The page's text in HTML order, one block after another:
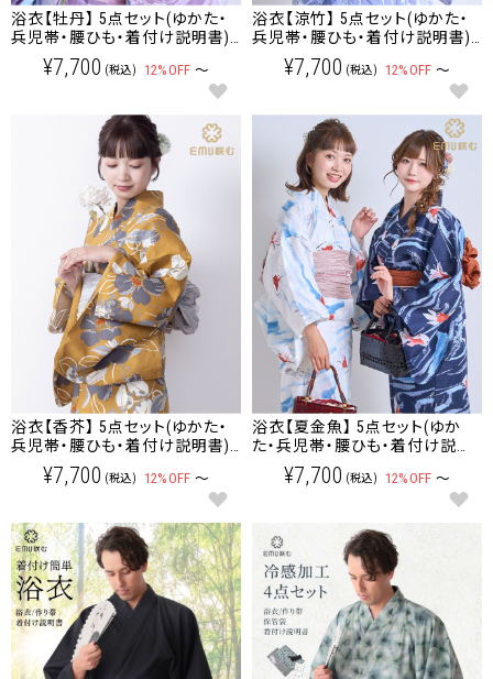
浴衣【牡丹】 5点セット(ゆかた・
兵児帯・腰ひも・着付け説明書)
レディース/大人/ゆかた
¥7,700 (税込) 12%OFF ～
浴衣【涼竹】 5点セット(ゆかた・
兵児帯・腰ひも・着付け説明書)
レディース/大人/ゆかた
¥7,700 (税込) 12%OFF ～
浴衣【香芥】 5点セット(ゆかた・
兵児帯・腰ひも・着付け説明書)
レディース/大人/ゆかた
¥7,700 (税込) 12%OFF ～
浴衣【夏金魚】 5点セット(ゆか
た・兵児帯・腰ひも・着付け説明
書) レディース/大人/ゆかた
¥7,700 (税込) 12%OFF ～